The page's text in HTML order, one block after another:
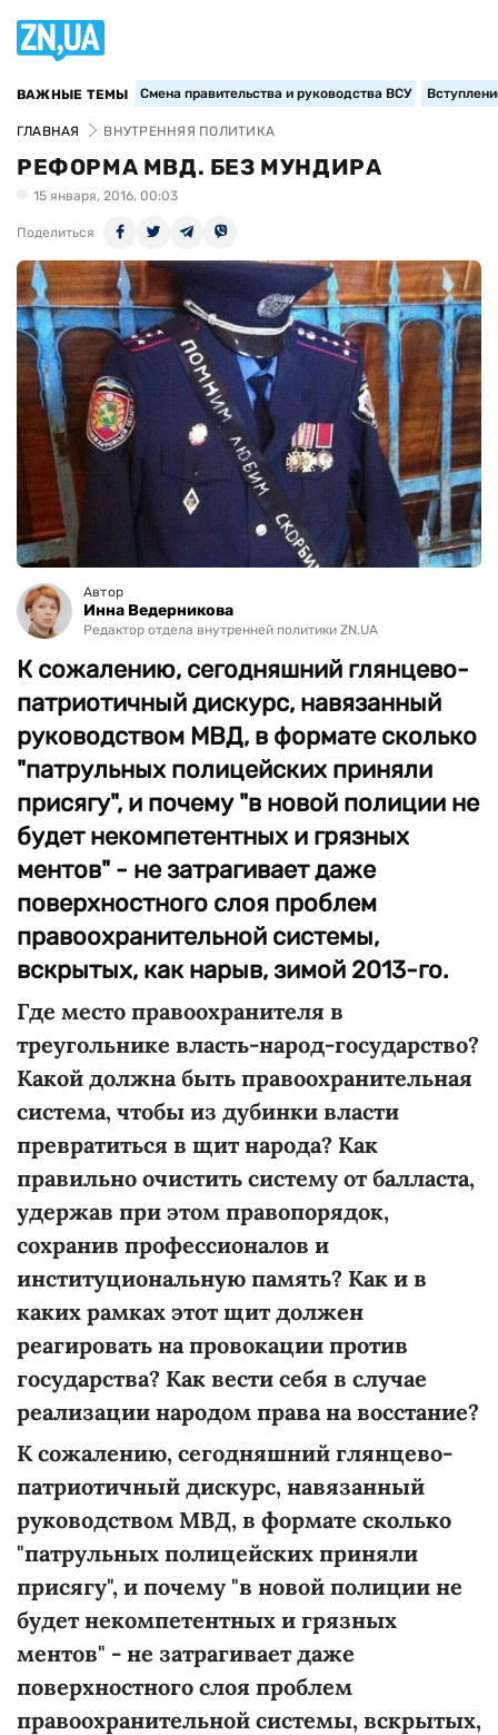
ВАЖНЫЕ ТЕМЫ Смена правительства и руководства ВСУ
ГЛАВНАЯ ВНУТРЕННЯЯ ПОЛИТИКА
РЕФОРМА МВД. БЕЗ МУНДИРА
15 января, 2016, 00:03
Поделиться
Автор
Инна Ведерникова
Редактор отдела внутренней политики ZN.UA
К сожалению, сегодняшний глянцево-
патриотичный дискурс, навязанный
руководством МВД, в формате сколько
"патрульных полицейских приняли
присягу", и почему "в новой полиции не
будет некомпетентных и грязных
ментов" - не затрагивает даже
поверхностного слоя проблем
правоохранительной системы,
вскрытых, как нарыв, зимой 2013-го.
Где место правоохранителя в
треугольнике власть-народ-государство?
Какой должна быть правоохранительная
система, чтобы из дубинки власти
превратиться в щит народа? Как
правильно очистить систему от балласта,
удержав при этом правопорядок,
сохранив профессионалов и
институциональную память? Как и в
каких рамках этот щит должен
реагировать на провокации против
государства? Как вести себя в случае
реализации народом права на восстание?
К сожалению, сегодняшний глянцево-
патриотичный дискурс, навязанный
руководством МВД, в формате сколько
"патрульных полицейских приняли
присягу", и почему "в новой полиции не
будет некомпетентных и грязных
ментов" - не затрагивает даже
поверхностного слоя проблем
правоохранительной системы, вскрытых,